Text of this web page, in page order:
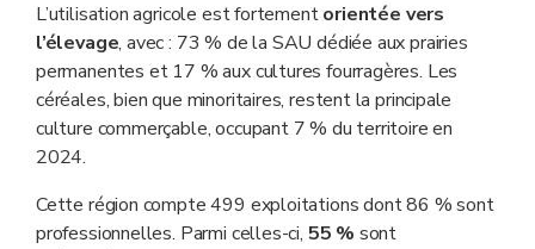
L’utilisation agricole est fortementorientée vers
l’élevage, avec : 73 % de la SAU dédiée aux prairies
permanentes et 17 % aux cultures fourragères. Les
céréales, bien que minoritaires, restent la principale
culture commerçable, occupant 7 % du territoire en
2024.
Cette région compte 499 exploitations dont 86 % sont
professionnelles. Parmi celles-ci, 55 % sont